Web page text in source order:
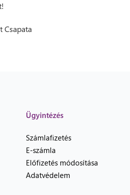
Csapata
Ügyintézés
Számlafizetés
E-számla
Előfizetés módosítása
Adatvédelem